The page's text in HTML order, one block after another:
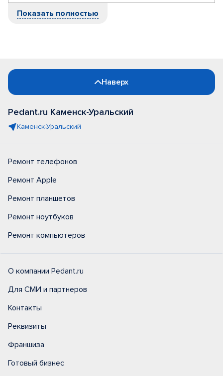
Показать полностью
Наверх
Pedant.ru Каменск-Уральский
Каменск-Уральский
Ремонт телефонов
Ремонт Apple
Ремонт планшетов
Ремонт ноутбуков
Ремонт компьютеров
О компании Pedant.ru
Для СМИ и партнеров
Контакты
Реквизиты
Франшиза
Готовый бизнес